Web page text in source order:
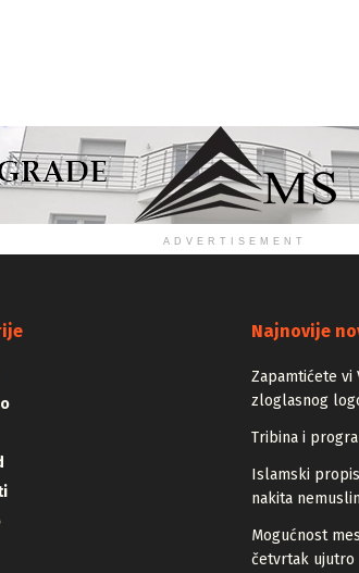
ADVERTISEMENT
Najnovije
Zapamtićete vi
zloglasnog
Tribina i
Islamski
nakita
Mogućnost
četvrtak ujutro